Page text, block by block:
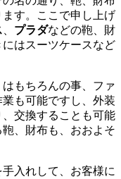
す。ここで申し上げ
、 プラダなどの鞄、財
はスーツケースなど
もちろんの事、ファ
も可能ですし、外装
交換することも可能
、財布も、おおよそ
入れして、お客様に